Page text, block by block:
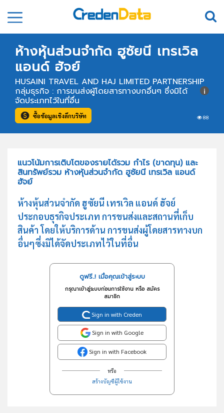
ห้างหุ้นส่วนจำกัด ฮูซัยนี เทรเวิล
แอนด์ ฮัจย์
HUSAINI TRAVEL AND HAJ LIMITED PARTNERSHIP
88
กลุ่มธุรกิจ : การขนส่งผู้โดยสารทางบกอื่นๆ ซึ่งมิได้
จัดประเภทไว้ในที่อื่น
ซื้อข้อมูลเชิงลึกบริษัท
แนวโน้มการเติบโตของรายได้รวม กำไร (ขาดทุน) และ
สินทรัพย์รวม ห้างหุ้นส่วนจำกัด ฮูซัยนี เทรเวิล แอนด์
ฮัจย์
ห้างหุ้นส่วนจำกัด ฮูซัยนี เทรเวิล แอนด์ ฮัจย์
ประกอบธุรกิจประเภท การขนส่งและสถานที่เก็บ
สินค้า โดยให้บริการด้าน การขนส่งผู้โดยสารทางบก
อื่นๆซึ่งมิได้จัดประเภทไว้ในที่อื่น
ดูฟรี..! เมื่อคุณเข้าสู่ระบบ
กรุณาเข้าสู่ระบบก่อนการใช้งาน หรือ สมัคร
สมาชิก
Sign in with Creden
Sign in with Google
Sign in with Facebook
หรือ
สร้างบัญชีผู้ใช้งาน